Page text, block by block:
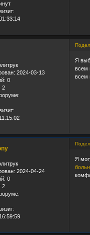
: 2024-03-13
0
2
Я
всем
всем
: 2024-04-24
0
2
Я